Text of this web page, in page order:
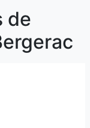
de